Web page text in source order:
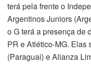
terá pela frente o
Argentinos Juniors
o G terá a presença de
PR e Atlético-MG. Elas
(Paraguai) e Alianza